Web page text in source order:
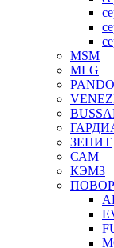
MSM
MLG
ЗЕНИТ
САМ
КЭМЗ